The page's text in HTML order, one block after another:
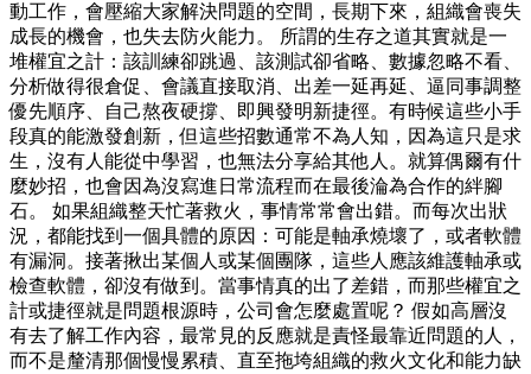
動工作，會壓縮大家解決問題的空間，長期下來，組織會喪失
成長的機會，也失去防火能力。 所謂的生存之道其實就是一
堆權宜之計：該訓練卻跳過、該測試卻省略、數據忽略不看、
分析做得很倉促、會議直接取消、出差一延再延、逼同事調整
優先順序、自己熬夜硬撐、即興發明新捷徑。有時候這些小手
段真的能激發創新，但這些招數通常不為人知，因為這只是求
生，沒有人能從中學習，也無法分享給其他人。就算偶爾有什
麼妙招，也會因為沒寫進日常流程而在最後淪為合作的絆腳
石。 如果組織整天忙著救火，事情常常會出錯。而每次出狀
況，都能找到一個具體的原因：可能是軸承燒壞了，或者軟體
有漏洞。接著揪出某個人或某個團隊，這些人應該維護軸承或
檢查軟體，卻沒有做到。當事情真的出了差錯，而那些權宜之
計或捷徑就是問題根源時，公司會怎麼處置呢？ 假如高層沒
有去了解工作內容，最常見的反應就是責怪最靠近問題的人，
而不是釐清那個慢慢累積、直至拖垮組織的救火文化和能力缺